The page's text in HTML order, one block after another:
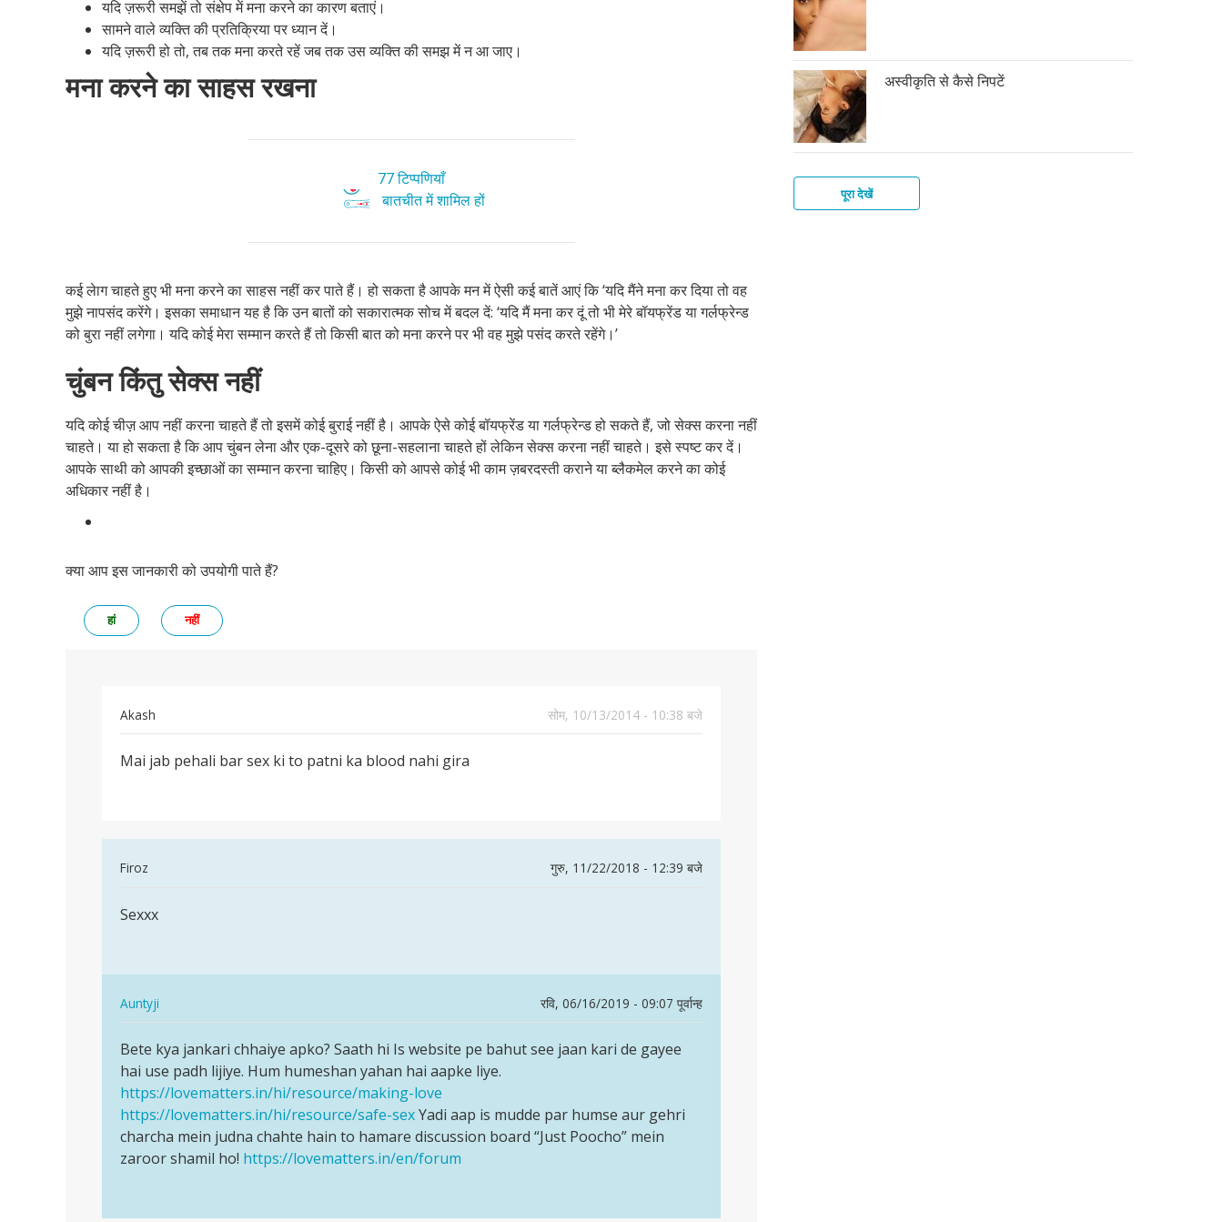
यदि ज़रूरी समझें तो संक्षेप में मना करने का कारण बताएं।
सामने वाले व्यक्ति की प्रतिक्रिया पर ध्यान दें।
यदि ज़रूरी हो तो, तब तक मना करते रहें जब तक उस व्यक्ति की समझ में न आ जाए।
मना करने का साहस रखना
77 टिप्पणियाँ
बातचीत में शामिल हों
कई लेाग चाहते हुए भी मना करने का साहस नहीं कर पाते हैं। हो सकता है आपके मन में ऐसी कई बातें आएं कि ‘यदि मैंने मना कर दिया तो वह
मुझे नापसंद करेंगे। इसका समाधान यह है कि उन बातों को सकारात्मक सोच में बदल दें: ‘यदि मैं मना कर दूं तो भी मेरे बॉयफ्रेंड या गर्लफ्रेन्ड
को बुरा नहीं लगेगा। यदि कोई मेरा सम्मान करते हैं तो किसी बात को मना करने पर भी वह मुझे पसंद करते रहेंगे।’
चुंबन किंतु सेक्स नहीं
यदि कोई चीज़ आप नहीं करना चाहते हैं तो इसमें कोई बुराई नहीं है। आपके ऐसे कोई बॉयफ्रेंड या गर्लफ्रेन्ड हो सकते हैं, जो सेक्स करना नहीं
चाहते। या हो सकता है कि आप चुंबन लेना और एक-दूसरे को छूना-सहलाना चाहते हों लेकिन सेक्स करना नहीं चाहते। इसे स्पष्ट कर दें।
आपके साथी को आपकी इच्छाओं का सम्मान करना चाहिए। किसी को आपसे कोई भी काम ज़बरदस्ती कराने या ब्लैकमेल करने का कोई
अधिकार नहीं है।
क्या आप इस जानकारी को उपयोगी पाते हैं?
हां नहीं
Akash
सोम, 10/13/2014 - 10:38 बजे
Mai
ki
Mai jab pehali bar sex ki to patni ka blood nahi gira
Firoz
गुरु, 11/22/2018 - 12:39 बजे
to
pehali
bar
sex
Akash
Sexxx
Sexxx
Auntyji
रवि, 06/16/2019 - 09:07 पूर्वान्ह
reply
to
Sexxx
by
Firoz
Bete
kya
jankari
chhaiye…
Bete kya jankari chhaiye apko? Saath hi Is website pe bahut see jaan kari de gayee
hai use padh lijiye. Hum humeshan yahan hai aapke liye.
https://lovematters.in/hi/resource/making-love
https://lovematters.in/hi/resource/safe-sexYadi aap is mudde par humse aur gehri
charcha mein judna chahte hain to hamare discussion board “Just Poocho” mein
zaroor shamil ho! https://lovematters.in/en/forum
अस्वीकृति से कैसे निपटें
पूरा देखें